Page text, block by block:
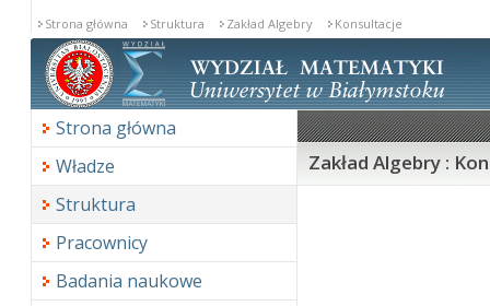
Strona główna Struktura Zakład Algebry Konsultacje
Strona główna
Władze
Struktura
Pracownicy
Badania naukowe
Zakład Algebry :